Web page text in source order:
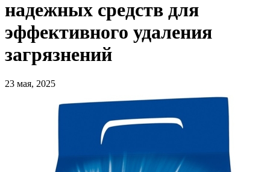
надежных средств для
эффективного удаления
загрязнений
23 мая, 2025